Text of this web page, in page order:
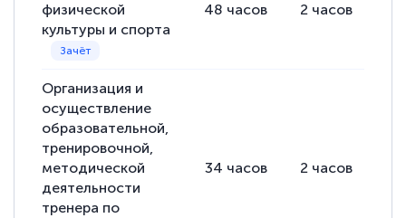
физической
культуры и спорта
48 часов 2 часов
Организация и
осуществление
образовательной,
тренировочной,
методической
деятельности
тренера по
34 часов 2 часов